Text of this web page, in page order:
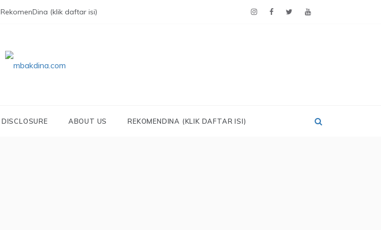
RekomenDina (klik daftar isi)
DISCLOSURE ABOUT US REKOMENDINA (KLIK DAFTAR ISI)